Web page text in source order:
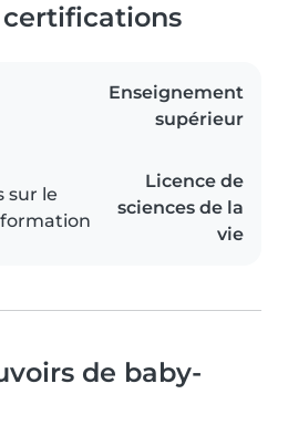
Enseignement
supérieur
sur le
Licence de
sciences de la
vie
de baby-